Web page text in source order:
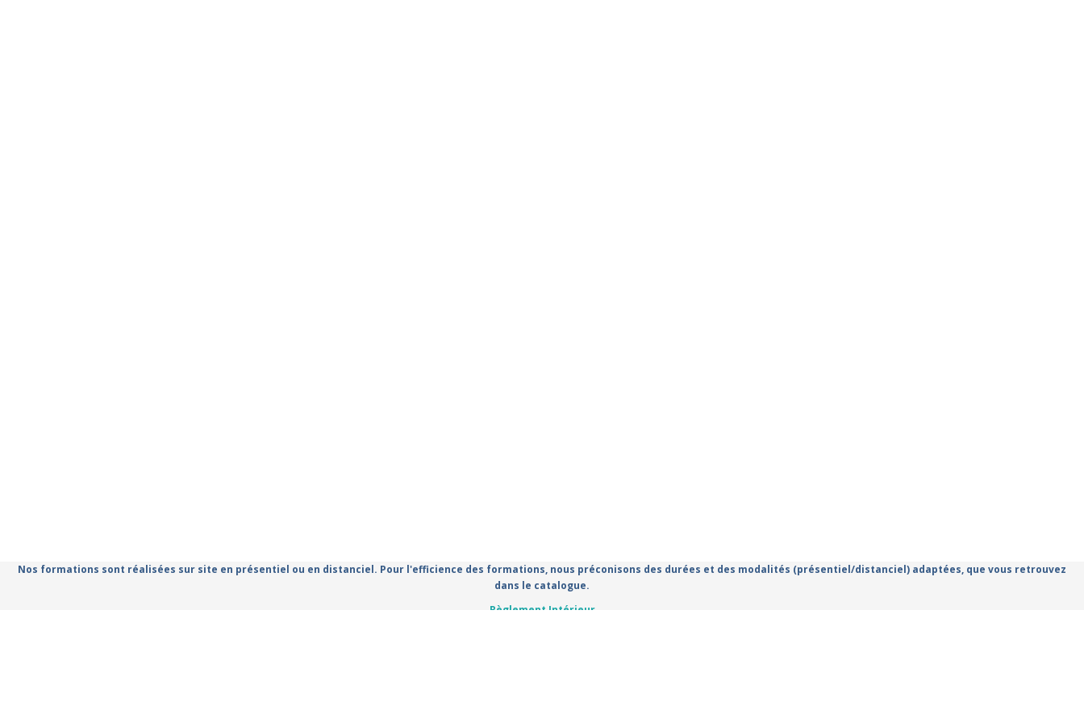
Nos formations sont réalisées sur site en présentiel ou en distanciel. Pour l'efficience des formations, nous préconisons des durées et des modalités (présentiel/distanciel) adaptées, que vous retrouvez
dans le catalogue.
Règlement Intérieur